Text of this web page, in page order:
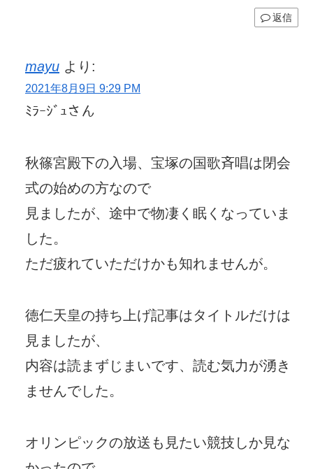
返信
mayu より:
2021年8月9日 9:29 PM
ﾐﾗｰｼﾞｭさん
秋篠宮殿下の入場、宝塚の国歌斉唱は閉会
式の始めの方なので
見ましたが、途中で物凄く眠くなっていま
した。
ただ疲れていただけかも知れませんが。
徳仁天皇の持ち上げ記事はタイトルだけは
見ましたが、
内容は読まずじまいです、読む気力が湧き
ませんでした。
オリンピックの放送も見たい競技しか見な